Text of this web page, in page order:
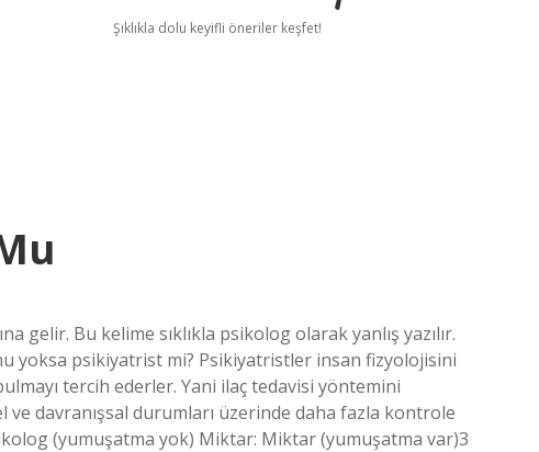
Şıklıkla dolu keyifli öneriler keşfet!
gelir. Bu kelime sıklıkla psikolog olarak yanlış yazılır.
yoksa psikiyatrist mi? Psikiyatristler insan fizyolojisini
tercih ederler. Yani ilaç tedavisi yöntemini
davranışsal durumları üzerinde daha fazla kontrole
(yumuşatma yok) Miktar: Miktar (yumuşatma var)3